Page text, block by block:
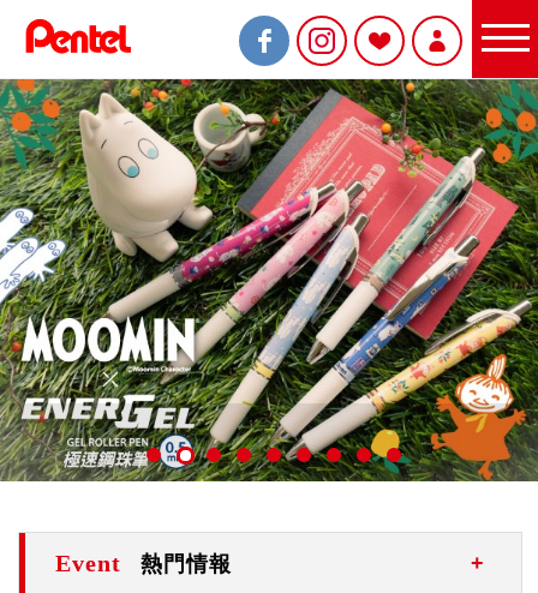
限定商品
書寫筆
Sterling
Event 熱門情報